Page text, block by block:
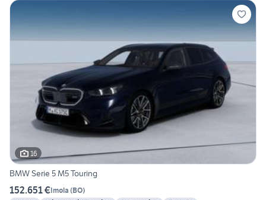
16
BMW Serie 5 M5 Touring
152.651 €Imola (BO)